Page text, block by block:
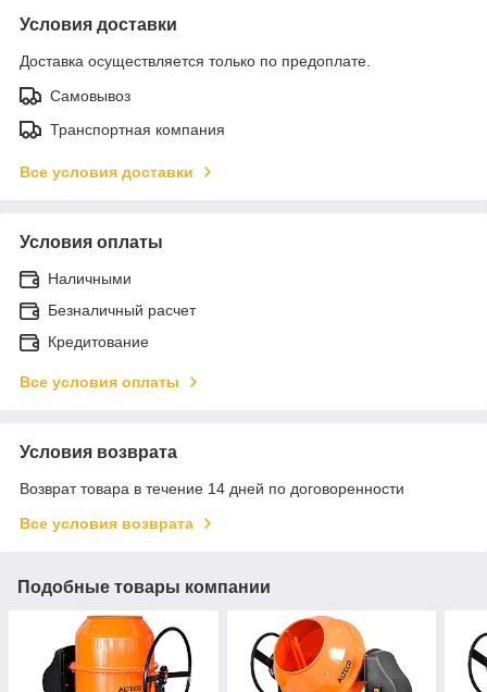
Условия доставки
Доставка осуществляется только по предоплате.
Самовывоз
Транспортная компания
Все условия доставки
Условия оплаты
Наличными
Безналичный расчет
Кредитование
Все условия оплаты
Условия возврата
Возврат товара в течение 14 дней по договоренности
Все условия возврата
Подобные товары компании